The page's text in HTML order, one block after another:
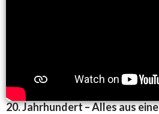
20. Jahrhundert – Alles aus